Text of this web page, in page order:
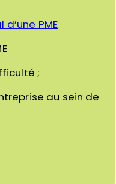
PME
;
au sein de